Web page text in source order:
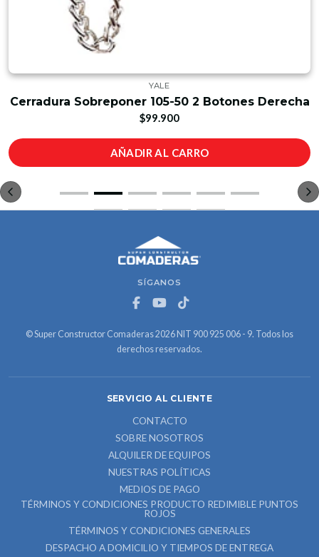
YALE
Cerradura Sobreponer 105-50 2 Botones Derecha
$99.900
AÑADIR AL CARRO
SÍGANOS
© Super Constructor Comaderas 2026 NIT 900 925 006 - 9. Todos los
derechos reservados.
SERVICIO AL CLIENTE
CONTACTO
SOBRE NOSOTROS
ALQUILER DE EQUIPOS
NUESTRAS POLÍTICAS
MEDIOS DE PAGO
TÉRMINOS Y CONDICIONES PRODUCTO REDIMIBLE PUNTOS
ROJOS
TÉRMINOS Y CONDICIONES GENERALES
DESPACHO A DOMICILIO Y TIEMPOS DE ENTREGA